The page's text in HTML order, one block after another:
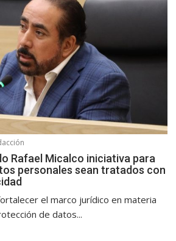
Rafael Micalco iniciativa para
personales sean tratados con
el marco jurídico en materia
de datos...